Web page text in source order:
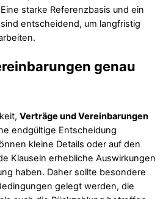
starke Referenzbasis und ein
entscheidend, um langfristig
genau
Verträge und Vereinbarungen
endgültige Entscheidung
kleine Details oder auf den
Klauseln erhebliche Auswirkungen
haben. Daher sollte besondere
gelegt werden, die